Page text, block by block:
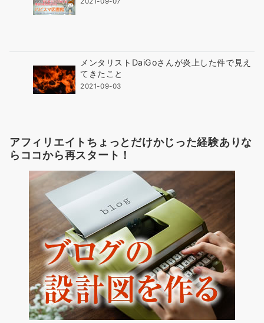
メンタリストDaiGoさんが炎上した件で見え
てきたこと
2021-09-03
アフィリエイトちょっとだけかじった経験ありな
らココから再スタート！